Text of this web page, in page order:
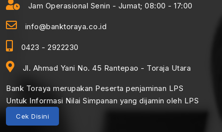
Jam Operasional Senin - Jumat; 08:00 - 17:00
info@banktoraya.co.id
0423 - 2922230
Jl. Ahmad Yani No. 45 Rantepao - Toraja Utara
Bank Toraya merupakan Peserta penjaminan LPS
Untuk Informasi Nilai Simpanan yang dijamin oleh LPS
Cek Disini